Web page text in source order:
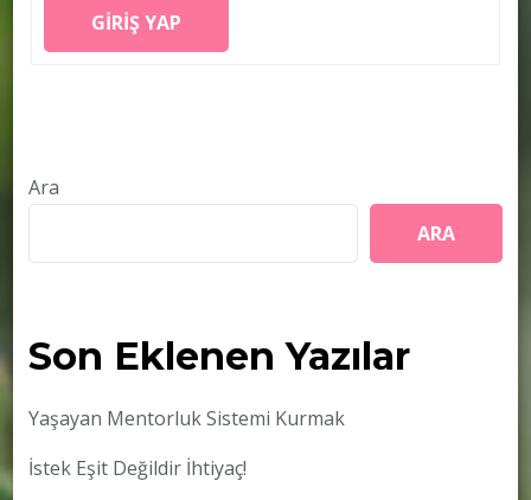
GIRIŞ YAP
Ara
ARA
Son Eklenen Yazılar
Yaşayan Mentorluk Sistemi Kurmak
İstek Eşit Değildir İhtiyaç!